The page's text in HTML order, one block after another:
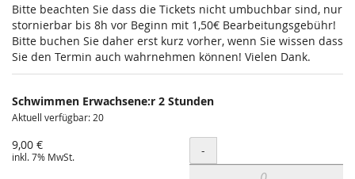
Bitte beachten Sie dass die Tickets nicht umbuchbar sind, nur
stornierbar bis 8h vor Beginn mit 1,50€ Bearbeitungsgebühr!
Bitte buchen Sie daher erst kurz vorher, wenn Sie wissen dass
Sie den Termin auch wahrnehmen können! Vielen Dank.
Schwimmen Erwachsene:r 2 Stunden
Aktuell verfügbar: 20
9,00 €
inkl. 7% MwSt. Menge
-